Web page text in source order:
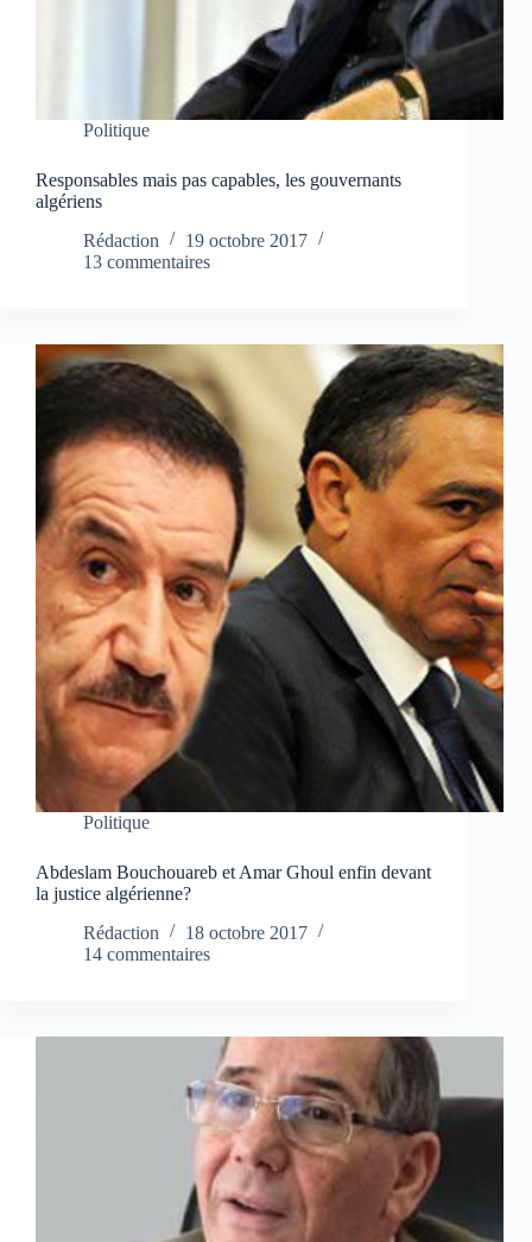
Politique
Responsables mais pas capables, les gouvernants
algériens
Rédaction
19 octobre 2017
13 commentaires
Politique
Abdeslam Bouchouareb et Amar Ghoul enfin devant
la justice algérienne?
Rédaction
18 octobre 2017
14 commentaires